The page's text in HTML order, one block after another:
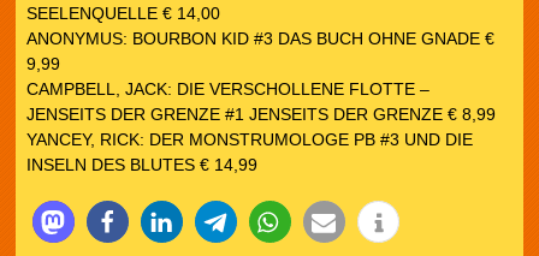
SEELENQUELLE € 14,00
ANONYMUS: BOURBON KID #3 DAS BUCH OHNE GNADE €
9,99
CAMPBELL, JACK: DIE VERSCHOLLENE FLOTTE –
JENSEITS DER GRENZE #1 JENSEITS DER GRENZE € 8,99
YANCEY, RICK: DER MONSTRUMOLOGE PB #3 UND DIE
INSELN DES BLUTES € 14,99